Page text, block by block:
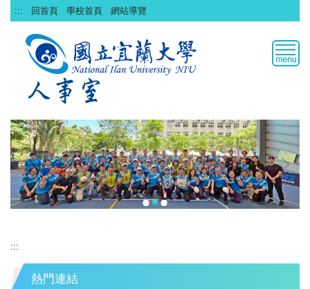
跳
到
::: 回首頁 學校首頁 網站導覽
:::
熱門連結